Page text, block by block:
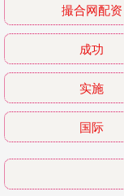
撮合网配资
成功
实施
国际